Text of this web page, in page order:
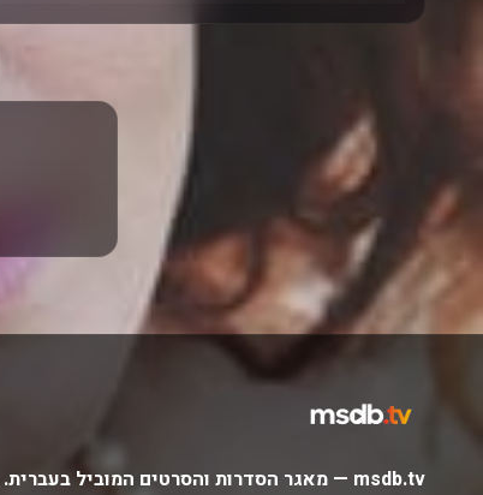
msdb.tv — מאגר הסדרות והסרטים המוביל בעברית.